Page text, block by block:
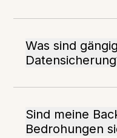
Was sind
Sind meine
Bedrohungen